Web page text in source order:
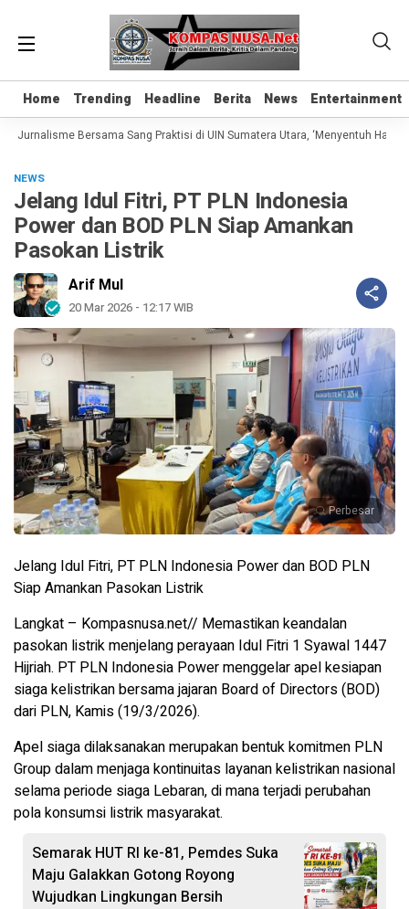
Home Trending Headline Berita News Entertainment
Home Trending Headline Berita News Entertainment
Jurnalisme Bersama Sang Praktisi di UIN Sumatera Utara, ‘Menyentuh Hati
NEWS
Jelang Idul Fitri, PT PLN Indonesia
Power dan BOD PLN Siap Amankan
Pasokan Listrik
Arif Mul
20 Mar 2026 - 12:17 WIB
Perbesar
Jelang Idul Fitri, PT PLN Indonesia Power dan BOD PLN
Siap Amankan Pasokan Listrik
Langkat – Kompasnusa.net// Memastikan keandalan
pasokan listrik menjelang perayaan Idul Fitri 1 Syawal 1447
Hijriah. PT PLN Indonesia Power menggelar apel kesiapan
siaga kelistrikan bersama jajaran Board of Directors (BOD)
dari PLN, Kamis (19/3/2026).
Apel siaga dilaksanakan merupakan bentuk komitmen PLN
Group dalam menjaga kontinuitas layanan kelistrikan nasional
selama periode siaga Lebaran, di mana terjadi perubahan
pola konsumsi listrik masyarakat.
Semarak HUT RI ke-81, Pemdes Suka
Maju Galakkan Gotong Royong
Wujudkan Lingkungan Bersih